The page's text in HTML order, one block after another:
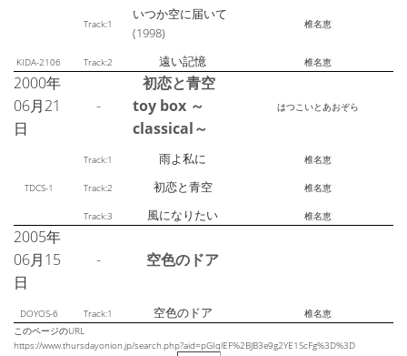
Track:1
いつか空に届いて
(1998)
椎名恵
KIDA-2106 Track:2 遠い記憶 椎名恵
2000年
06月21
日
-
初恋と青空
toy box ～
classical～
はつこいとあおぞら
Track:1 雨よ私に 椎名恵
TDCS-1 Track:2 初恋と青空 椎名恵
Track:3 風になりたい 椎名恵
2005年
06月15
日
- 空色のドア
DOYOS-6 Track:1 空色のドア
椎名恵
このページのURL
https://www.thursdayonion.jp/search.php?aid=pGIqlEF%2BJB3e9g2YE1ScFg%3D%3D